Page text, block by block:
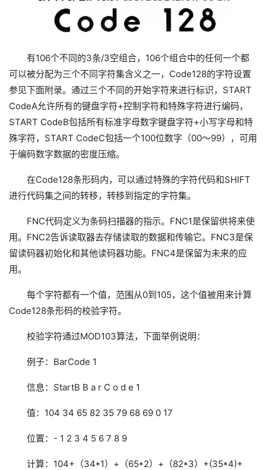
有106个不同的3条/3空组合，106个组合中的任何一个都
可以被分配为三个不同字符集含义之一，Code128的字符设置
参见下面附录。通过三个不同的开始字符来进行标识，START
CodeA允许所有的键盘字符+控制字符和特殊字符进行编码，
START CodeB包括所有标准字母数字键盘字符+小写字母和特
殊字符，START CodeC包括一个100位数字（00～99），可用
于编码数字数据的密度压缩。
在Code128条形码内，可以通过特殊的字符代码和SHIFT
进行代码集之间的转移，转移到指定的字符集。
FNC代码定义为条码扫描器的指示。FNC1是保留供将来使
用。FNC2告诉读取器去存储读取的数据和传输它。FNC3是保
留读码器初始化和其他读码器功能。FNC4是保留为未来的应
用。
每个字符都有一个值，范围从0到105，这个值被用来计算
Code128条形码的校验字符。
校验字符通过MOD103算法，下面举例说明：
例子：BarCode 1
信息：StartB B a r C o d e 1
值：104 34 65 82 35 79 68 69 0 17
位置：- 1 2 3 4 5 6 7 8 9
计算：104+（34*1）+（65*2）+（82*3）+(35*4)+